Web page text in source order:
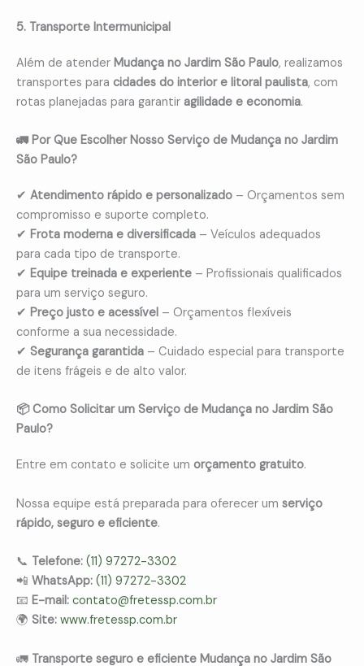
5. Transporte Intermunicipal
Além de atender Mudança no Jardim São Paulo, realizamos
transportes para cidades do interior e litoral paulista, com
rotas planejadas para garantir agilidade e economia.
🚛 Por Que Escolher Nosso Serviço de Mudança no Jardim
São Paulo?
✔ Atendimento rápido e personalizado – Orçamentos sem
compromisso e suporte completo.
✔ Frota moderna e diversificada – Veículos adequados
para cada tipo de transporte.
✔ Equipe treinada e experiente – Profissionais qualificados
para um serviço seguro.
✔ Preço justo e acessível – Orçamentos flexíveis
conforme a sua necessidade.
✔ Segurança garantida – Cuidado especial para transporte
de itens frágeis e de alto valor.
📦 Como Solicitar um Serviço de Mudança no Jardim São
Paulo?
Entre em contato e solicite um orçamento gratuito.
Nossa equipe está preparada para oferecer um serviço
rápido, seguro e eficiente.
📞 Telefone: (11) 97272-3302
📲 WhatsApp: (11) 97272-3302
📧 E-mail: contato@fretessp.com.br
🌍 Site: www.fretessp.com.br
🚛 Transporte seguro e eficiente Mudança no Jardim São